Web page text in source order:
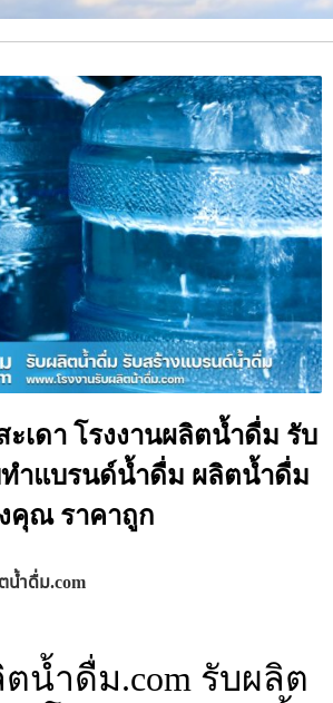
เดา โรงงานผลิตน้ำดื่ม รับ
ำแบรนด์น้ำดื่ม ผลิตน้ำดื่ม
คุณ ราคาถูก
น้ำดื่ม.com
น้ำดื่ม.com รับผลิต